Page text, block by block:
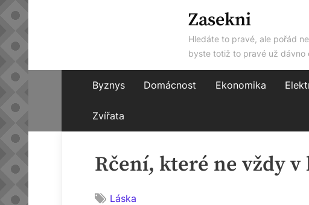
Zasekni
Hledáte to pravé, ale pořád
byste totiž to pravé už dávno
Byznys Domácnost Ekonomika
Zvířata
Rčení, které ne vždy
Láska